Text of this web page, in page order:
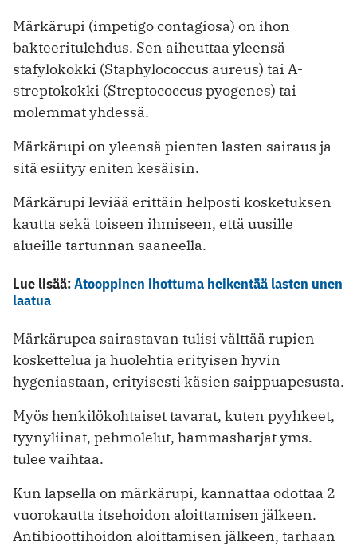
Märkärupi (impetigo contagiosa) on ihon
bakteeritulehdus. Sen aiheuttaa yleensä
stafylokokki (Staphylococcus aureus) tai A-
streptokokki (Streptococcus pyogenes) tai
molemmat yhdessä.
Märkärupi on yleensä pienten lasten sairaus ja
sitä esiityy eniten kesäisin.
Märkärupi leviää erittäin helposti kosketuksen
kautta sekä toiseen ihmiseen, että uusille
alueille tartunnan saaneella.
Lue lisää:Atooppinen ihottuma heikentää lasten unen
laatua
Märkärupea sairastavan tulisi välttää rupien
koskettelua ja huolehtia erityisen hyvin
hygeniastaan, erityisesti käsien saippuapesusta.
Myös henkilökohtaiset tavarat, kuten pyyhkeet,
tyynyliinat, pehmolelut, hammasharjat yms.
tulee vaihtaa.
Kun lapsella on märkärupi, kannattaa odottaa 2
vuorokautta itsehoidon aloittamisen jälkeen.
Antibioottihoidon aloittamisen jälkeen, tarhaan